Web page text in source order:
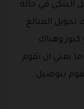
البنكي في حالة
تحويل المبالغ
وهناك
ما يعني ان تقوم
بتوصيل